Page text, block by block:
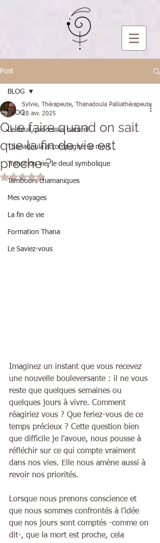
Post
BLOG
Le deuil, processus naturel
Thanadoula accompagner la mort
Transition vie, le deuil symbolique
Tambours chamaniques
Mes voyages
La fin de vie
Formation Thana
Le Saviez-vous
BLOG
Que faire quand on sait
que la fin de vie est
proche ?
Sylvie, Thérapeute, Thanadoula Palliathérapeute
28 avr. 2025
Noté NaN étoiles sur 5.
Imaginez un instant que vous recevez
une nouvelle bouleversante : il ne vous
reste que quelques semaines ou
quelques jours à vivre. Comment
réagiriez vous ? Que feriez-vous de ce
temps précieux ? Cette question bien
que difficile je l'avoue, nous pousse à
réfléchir sur ce qui compte vraiment
dans nos vies. Elle nous amène aussi à
revoir nos priorités.
Lorsque nous prenons conscience et
que nous sommes confrontés à l'idée
que nos jours sont comptés -comme on
dit-, que la mort est proche, cela